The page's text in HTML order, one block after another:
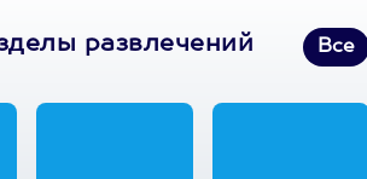
развлечений Все